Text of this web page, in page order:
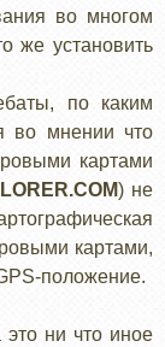
во многом
же установить
по каким
во мнении что
картами
) не
картами,
положение.
это ни что иное